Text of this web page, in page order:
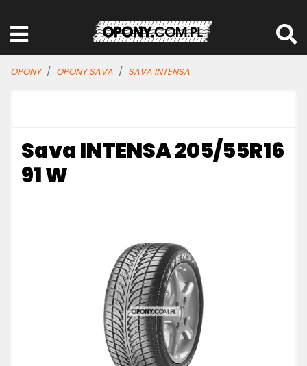
OPONY OPONY SAVA SAVA INTENSA
Sava INTENSA 205/55R16
91 W